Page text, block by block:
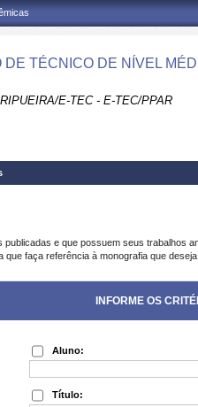
DE TÉCNICO DE NÍVEL
E-TEC - E-TEC/PPAR
e que possuem seus trabalhos
faça referência à monografia que deseja
INFORME OS
Aluno:
Título: